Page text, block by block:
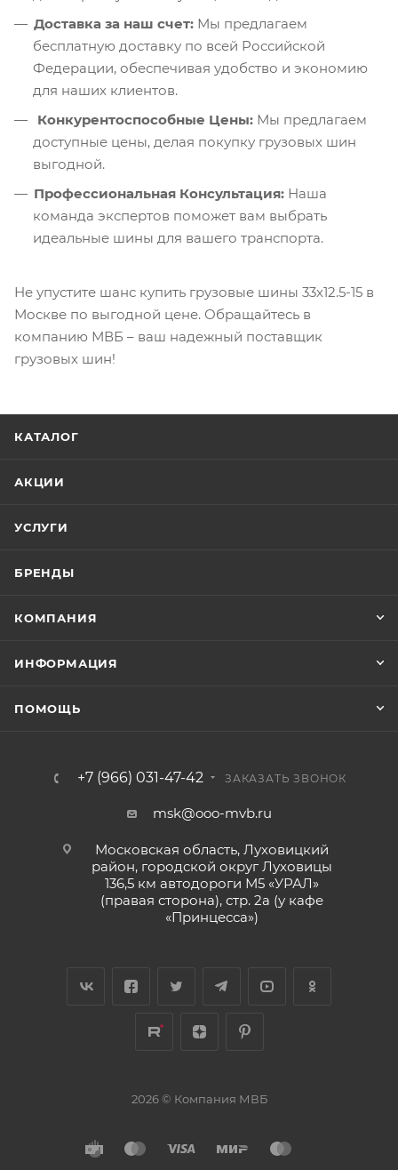
Доставка за наш счет: Мы предлагаем
бесплатную доставку по всей Российской
Федерации, обеспечивая удобство и экономию
для наших клиентов.
Конкурентоспособные Цены: Мы предлагаем
доступные цены, делая покупку грузовых шин
выгодной.
Профессиональная Консультация: Наша
команда экспертов поможет вам выбрать
идеальные шины для вашего транспорта.
Не упустите шанс купить грузовые шины 33х12.5-15 в
Москве по выгодной цене. Обращайтесь в
компанию МВБ – ваш надежный поставщик
грузовых шин!
КАТАЛОГ
АКЦИИ
УСЛУГИ
БРЕНДЫ
КОМПАНИЯ
ИНФОРМАЦИЯ
ПОМОЩЬ
+7 (966) 031-47-42 ЗАКАЗАТЬ ЗВОНОК
msk@ooo-mvb.ru
Московская область, Луховицкий
район, городской округ Луховицы
136,5 км автодороги М5 «УРАЛ»
(правая сторона), стр. 2а (у кафе
«‎Принцесса»)
2026 © Компания МВБ